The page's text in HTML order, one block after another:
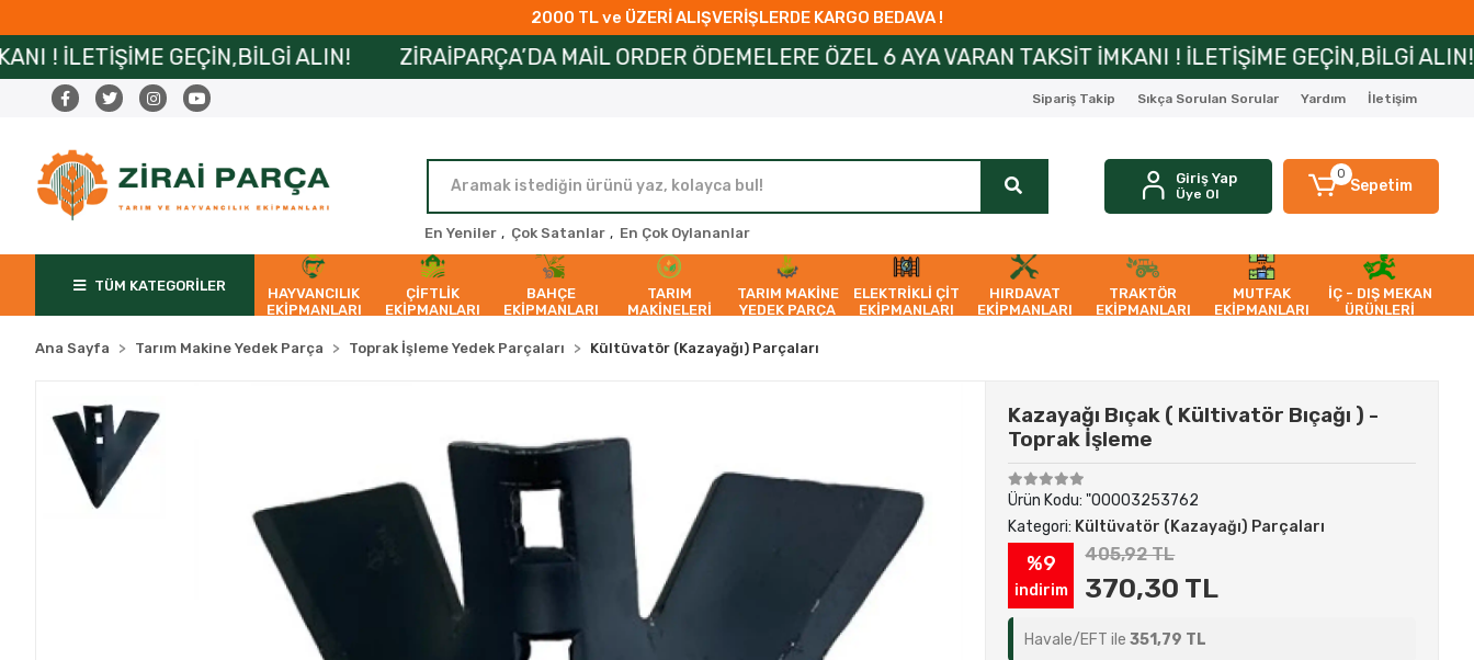
2000 TL ve ÜZERİ ALIŞVERİŞLERDE KARGO BEDAVA !
GEÇİN,BİLGİ ALIN! ZİRAİPARÇA’DA MAİL ORDER ÖDEMELERE ÖZEL 6 AYA VARAN TAKSİT İMKANI ! İLETİŞİME GEÇİN,BİLGİ ALIN!
Sipariş Takip Sıkça Sorulan Sorular Yardım İletişim
En Yeniler , Çok Satanlar , En Çok Oylananlar
Giriş Yap
Üye Ol
0
Sepetim
TÜM KATEGORİLER
HAYVANCILIK
EKİPMANLARI
ÇİFTLİK
EKİPMANLARI
BAHÇE
EKİPMANLARI
TARIM
MAKİNELERİ
TARIM MAKİNE
YEDEK PARÇA
ELEKTRİKLİ ÇİT
EKİPMANLARI
HIRDAVAT
EKİPMANLARI
TRAKTÖR
EKİPMANLARI
MUTFAK
EKİPMANLARI
İÇ - DIŞ MEKAN
ÜRÜNLERİ
Ana Sayfa Tarım Makine Yedek Parça Toprak İşleme Yedek Parçaları Kültüvatör (Kazayağı) Parçaları
Kazayağı Bıçak ( Kültivatör Bıçağı ) -
Toprak İşleme
Ürün Kodu:"00003253762
Kategori: Kültüvatör (Kazayağı) Parçaları
%9
indirim
405,92 TL
370,30 TL
Havale/EFT ile351,79 TL